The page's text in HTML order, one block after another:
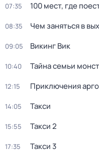
07:35 100 мест, где
08:35 Чем заняться в
09:05 Викинг Вик
10:40 Тайна семьи
12:15 Приключения
14:05 Такси
15:55 Такси 2
17:35 Такси 3